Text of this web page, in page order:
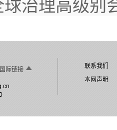
球治理高级别
国际链接
联系我们
本网声明